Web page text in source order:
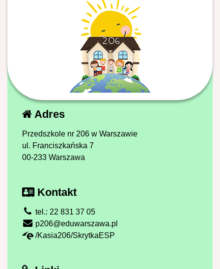
Adres
Przedszkole nr 206 w Warszawie
ul. Franciszkańska 7
00-233 Warszawa
Kontakt
tel.: 22 831 37 05
p206@eduwarszawa.pl
/Kasia206/SkrytkaESP